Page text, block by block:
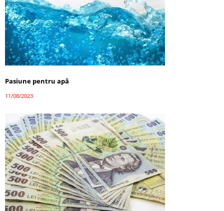
Pasiune pentru apă
11/08/2023